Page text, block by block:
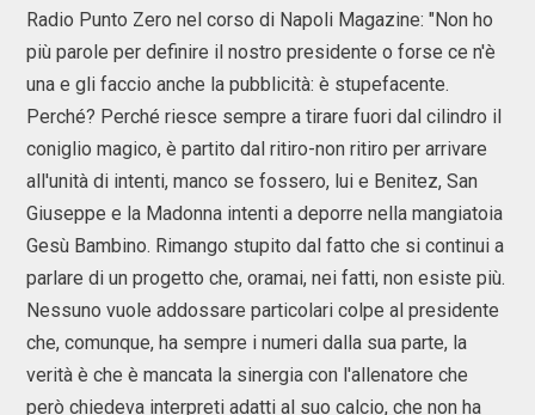
Radio Punto Zero nel corso di Napoli Magazine: "Non ho
più parole per definire il nostro presidente o forse ce n'è
una e gli faccio anche la pubblicità: è stupefacente.
Perché? Perché riesce sempre a tirare fuori dal cilindro il
coniglio magico, è partito dal ritiro-non ritiro per arrivare
all'unità di intenti, manco se fossero, lui e Benitez, San
Giuseppe e la Madonna intenti a deporre nella mangiatoia
Gesù Bambino. Rimango stupito dal fatto che si continui a
parlare di un progetto che, oramai, nei fatti, non esiste più.
Nessuno vuole addossare particolari colpe al presidente
che, comunque, ha sempre i numeri dalla sua parte, la
verità è che è mancata la sinergia con l'allenatore che
però chiedeva interpreti adatti al suo calcio, che non ha